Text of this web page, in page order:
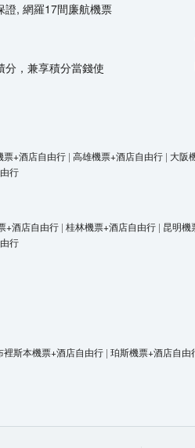
證, 網羅17間廉航機票
分，兼享積分當錢使
票+酒店自由行 | 高雄機票+酒店自由行 | 大阪
行
+酒店自由行 | 桂林機票+酒店自由行 | 昆明機
行
裡斯本機票+酒店自由行 | 珀斯機票+酒店自由